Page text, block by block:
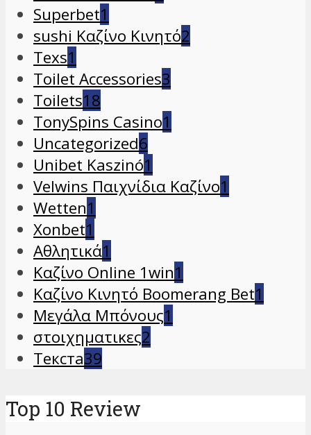
Superbet1
sushi Καζίνο Κινητό2
Texs1
Toilet Accessories3
Toilets18
TonySpins Casino1
Uncategorized6
Unibet Kaszinó1
Velwins Παιχνίδια Καζίνο1
Wetten1
Xonbet1
Αθλητικά1
Καζίνο Online 1win1
Καζίνο Κινητό Boomerang Bet1
Μεγάλα Μπόνους1
στοιχηματικες2
Текста39
Top 10 Review